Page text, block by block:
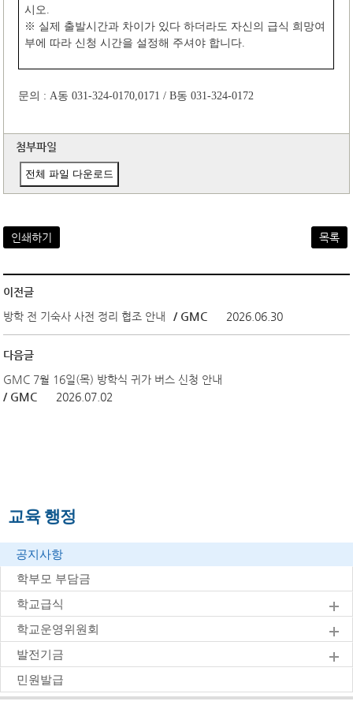
시오.
※ 실제 출발시간과 차이가 있다 하더라도 자신의 급식 희망여
부에 따라 신청 시간을 설정해 주셔야 합니다.
문의 : A동031-324-0170,0171 / B동031-324-0172
첨부파일
전체 파일 다운로드
인쇄하기 목록
이전글
방학 전 기숙사 사전 정리 협조 안내
/ GMC 2026.06.30
다음글
GMC 7월 16일(목) 방학식 귀가 버스 신청 안내
/ GMC
2026.07.02
교육 행정
공지사항
학부모 부담금
학교급식
학교운영위원회
발전기금
민원발급